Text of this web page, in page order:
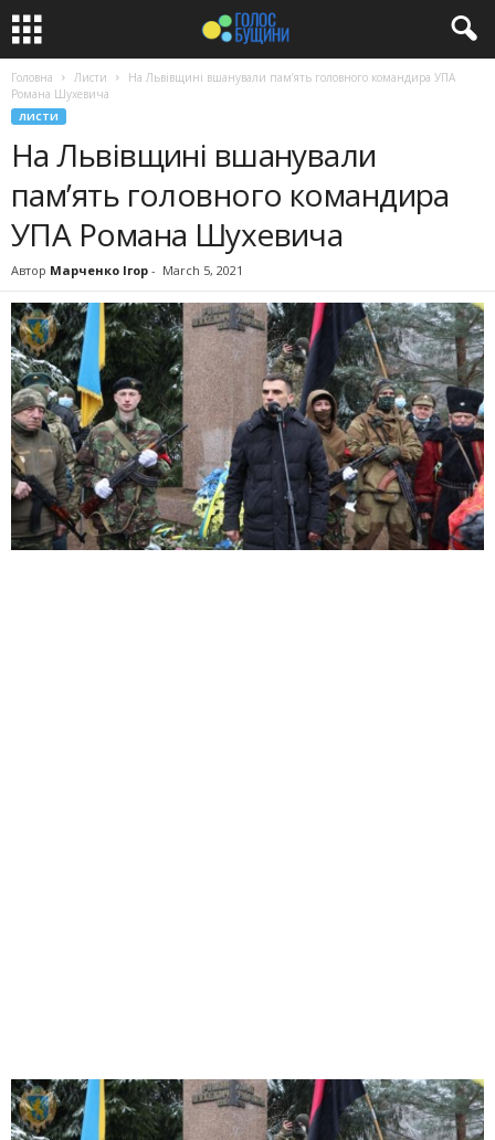
Головна Листи
На Львівщині вшанували пам’ять головного командира УПА
Романа Шухевича
ЛИСТИ
На Львівщині вшанували
пам’ять головного командира
УПА Романа Шухевича
Автор Марченко Ігор - March 5, 2021